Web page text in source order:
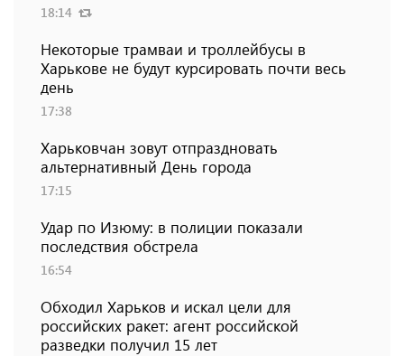
18:14
Некоторые трамваи и троллейбусы в
Харькове не будут курсировать почти весь
день
17:38
Харьковчан зовут отпраздновать
альтернативный День города
17:15
Удар по Изюму: в полиции показали
последствия обстрела
16:54
Обходил Харьков и искал цели для
российских ракет: агент российской
разведки получил 15 лет